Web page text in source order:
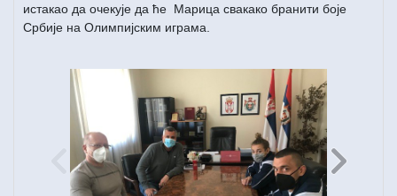
истакао да очекује да ће Марица свакако бранити боје
Србије на Олимпијским играма.